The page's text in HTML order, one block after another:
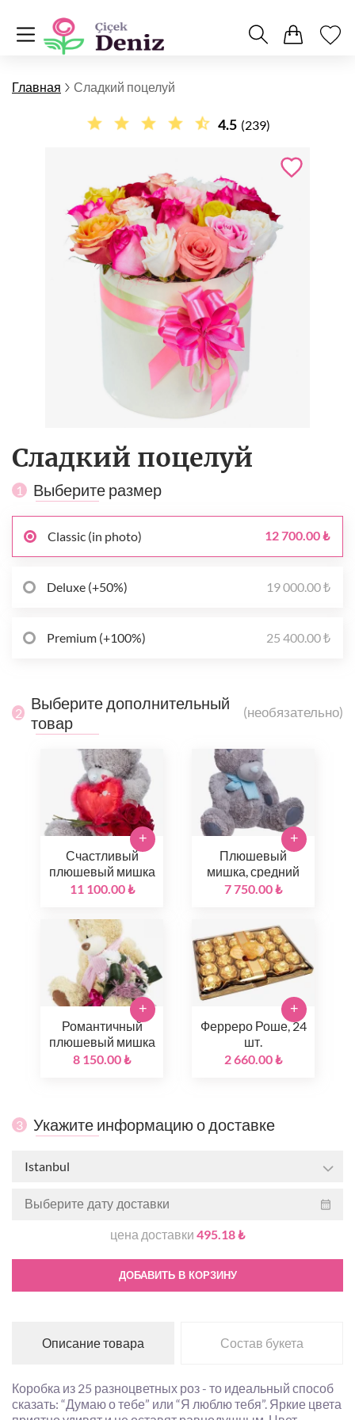
Главная Сладкий поцелуй
4.5 (239)
Сладкий поцелуй
1 Выберите размер
Classic (in photo) 12 700.00 ₺
Deluxe (+50%) 19 000.00 ₺
Premium (+100%) 25 400.00 ₺
2
Выберите дополнительный
товар
(необязательно)
Счастливый
плюшевый мишка
11 100.00 ₺
+
Плюшевый
мишка, средний
7 750.00 ₺
+
Романтичный
плюшевый мишка
8 150.00 ₺
+
Ферреро Роше, 24
шт.
2 660.00 ₺
+
3 Укажите информацию о доставке
Istanbul
цена доставки 495.18 ₺
ДОБАВИТЬ В КОРЗИНУ
Описание товара Состав букета
Коробка из 25 разноцветных роз - то идеальный способ
сказать: “Думаю о тебе” или “Я люблю тебя”. Яркие цвета